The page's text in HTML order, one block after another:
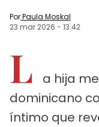
PorPaula Moskal
23 mar 2026 - 13:42
L
a hija
dominicano
íntimo que